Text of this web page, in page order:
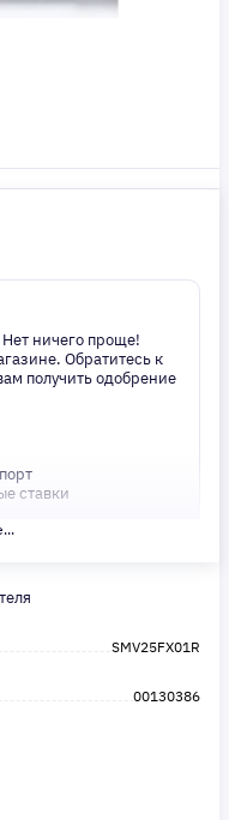
Нет ничего проще!
Обратитесь к
получить одобрение
ставки
Получите то, что
SMV25FX01R
00130386